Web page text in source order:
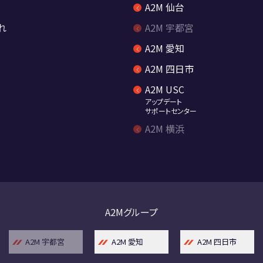
A2M 仙台
A2M 宇都宮
A2M 愛知
A2M 四日市
A2M USC
アップデート
サポートセンター
A2M 横浜
A2Mグループ
A2M 宇都宮 A2M 愛知 A2M 四日市